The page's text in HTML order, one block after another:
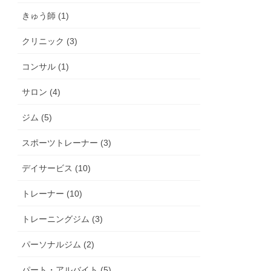
きゅう師 (1)
クリニック (3)
コンサル (1)
サロン (4)
ジム (5)
スポーツトレーナー (3)
デイサービス (10)
トレーナー (10)
トレーニングジム (3)
パーソナルジム (2)